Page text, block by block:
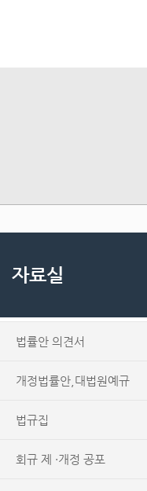
자료실
법률안 의견서
개정법률안,대법원예규
법규집
회규 제 ·개정 공포